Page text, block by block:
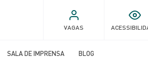
VAGAS
SALA DE IMPRENSA BLOG